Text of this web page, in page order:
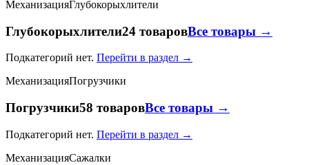
МеханизацияГлубокорыхлители
Глубокорыхлители24 товаровВсе товары →
Подкатегорий нет. Перейти в раздел →
МеханизацияПогрузчики
Погрузчики58 товаровВсе товары →
Подкатегорий нет. Перейти в раздел →
МеханизацияСажалки